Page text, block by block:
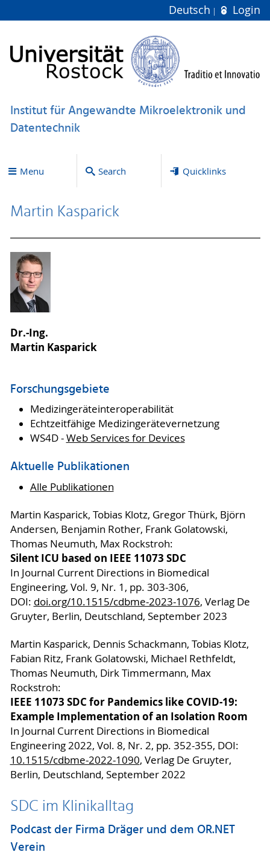
Deutsch Login
Institut für Angewandte Mikroelektronik und
Datentechnik
Menu Search Quicklinks
Martin Kasparick
Dr.-Ing.
Martin Kasparick
Forschungsgebiete
Medizingeräteinteroperabilität
Echtzeitfähige Medizingerätevernetzung
WS4D -Web Services for Devices
Aktuelle Publikationen
Alle Publikationen
Martin Kasparick, Tobias Klotz, Gregor Thürk, Björn
Andersen, Benjamin Rother, Frank Golatowski,
Thomas Neumuth, Max Rockstroh:
Silent ICU based on IEEE 11073 SDC
In Journal Current Directions in Biomedical
Engineering, Vol. 9, Nr. 1, pp. 303-306,
DOI: doi.org/10.1515/cdbme-2023-1076, Verlag De
Gruyter, Berlin, Deutschland, September 2023
Martin Kasparick, Dennis Schackmann, Tobias Klotz,
Fabian Ritz, Frank Golatowski, Michael Rethfeldt,
Thomas Neumuth, Dirk Timmermann, Max
Rockstroh:
IEEE 11073 SDC for Pandemics like COVID-19:
Example Implementation of an Isolation Room
In Journal Current Directions in Biomedical
Engineering 2022, Vol. 8, Nr. 2, pp. 352-355, DOI:
10.1515/cdbme-2022-1090, Verlag De Gruyter,
Berlin, Deutschland, September 2022
SDC im Klinikalltag
Podcast der Firma Dräger und dem OR.NET
Verein